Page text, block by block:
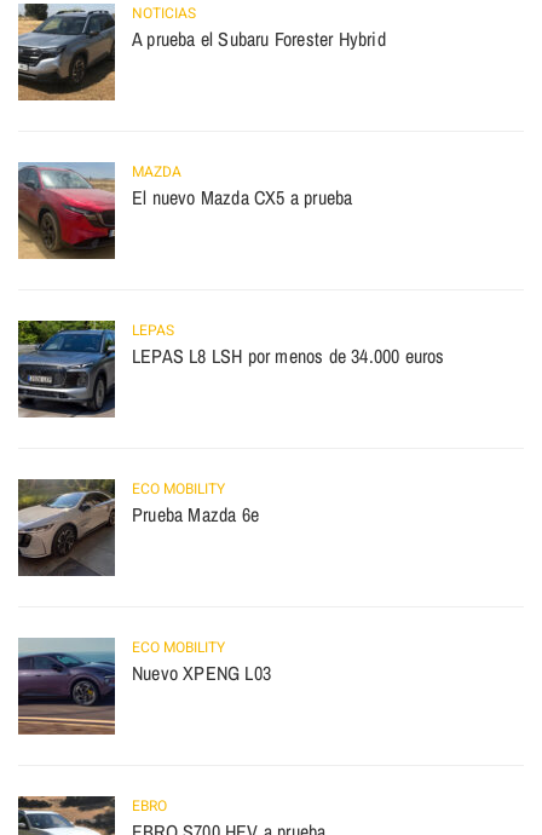
NOTICIAS
A prueba el Subaru Forester Hybrid
MAZDA
El nuevo Mazda CX5 a prueba
LEPAS
LEPAS L8 LSH por menos de 34.000 euros
ECO MOBILITY
Prueba Mazda 6e
ECO MOBILITY
Nuevo XPENG L03
EBRO